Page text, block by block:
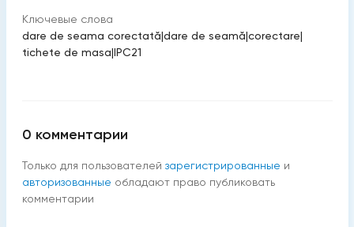
Ключевые слова
dare de seama corectată|dare de seamă|corectare|
tichete de masa|IPC21
0 комментарии
Только для пользователей зарегистрированные и
авторизованные обладают право публиковать
комментарии